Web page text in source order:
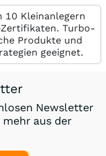
10 Kleinanlegern
Turbo-
Produkte und
geeignet.
Newsletter
aus der